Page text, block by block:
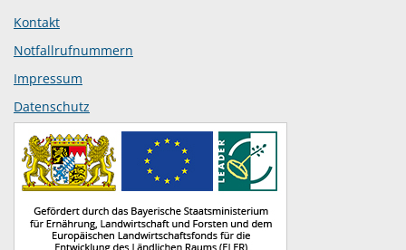
Kontakt
Notfallrufnummern
Impressum
Datenschutz